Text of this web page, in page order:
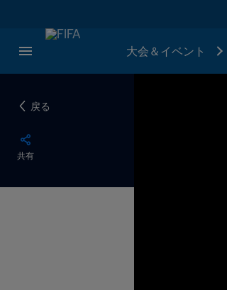
大会＆イベント
戻る
共有